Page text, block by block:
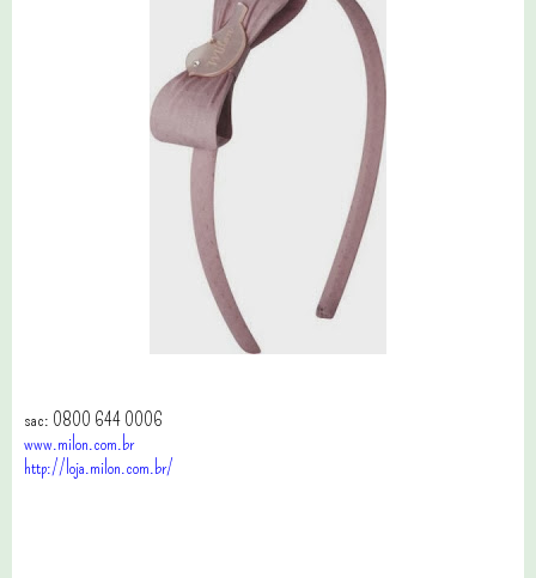
sac: 0800 644 0006
www.milon.com.br
http://loja.milon.com.br/